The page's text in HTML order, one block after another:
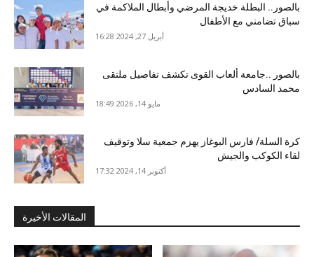
بالصور.. البطلة خديجة المرضي وأبطال الملاكمة في
سباق تضامني مع الأطفال
أبريل 27, 2024 16:28
بالصور ..جامعة ألعاب القوى تكشف تفاصيل ملتقى
محمد السادس
مايو 14, 2026 18:49
كرة السلة/ فارس البوغاز يهزم جمعية سلا وتوقيف
لقاء الكوكب والجيش
أكتوبر 14, 2024 17:32
المقالات الأخيرة